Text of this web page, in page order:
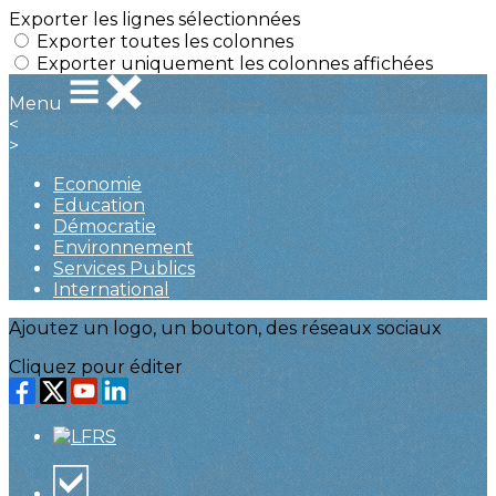
Exporter les lignes sélectionnées
Exporter toutes les colonnes
Exporter uniquement les colonnes affichées
Menu
<
>
Economie
Education
Démocratie
Environnement
Services Publics
International
Ajoutez un logo, un bouton, des réseaux sociaux
Cliquez pour éditer